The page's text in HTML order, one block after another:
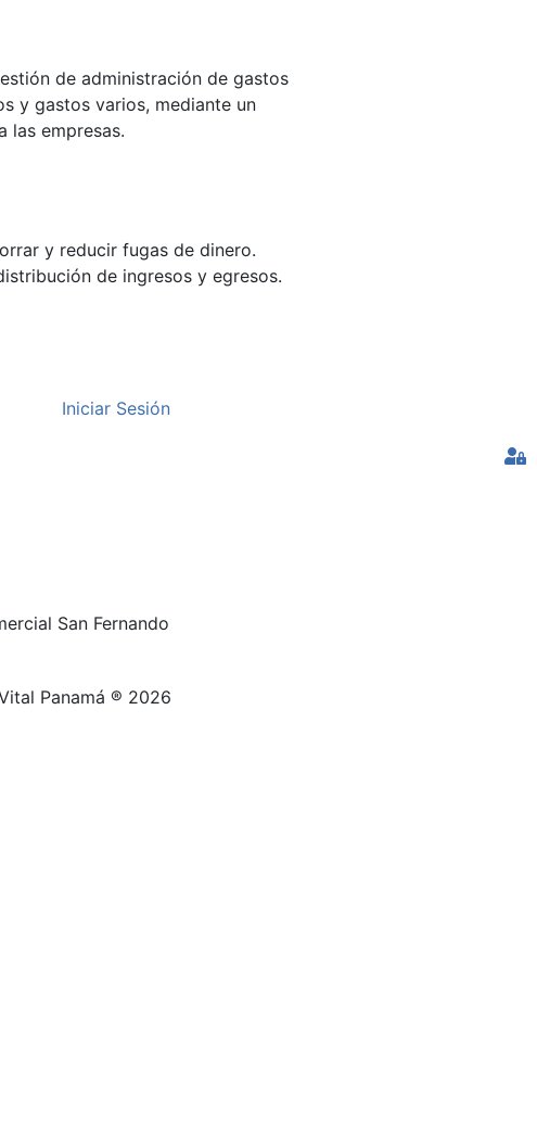
Iniciar Sesión
de administración de gastos
y gastos varios, mediante un
las empresas.
y reducir fugas de dinero.
de ingresos y egresos.
San Fernando
Panamá ® 2026